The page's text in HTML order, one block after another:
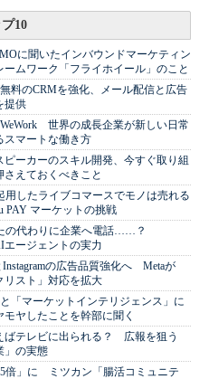
10
に聞いたインバウンドマーケティン
ームワーク「フライホイール」のこと
料のCRMを強化、メール配信と広告
提供
WeWork 世界の成長企業が新しい日常
スマートな働き方
ピーカーのスキル開発、今すぐ取り組
さえておくべきこと
用したライブコマースでモノは売れる
マーケットの挑戦
の代わりに企業へ電話……？
エージェントの実力
Instagramの広告品質強化へ Metaが
リスト」対応を拡大
と「マーケットインテリジェンス」に
モヤしたことを幹部に聞く
ばテレビに出られる？ 広報を狙う
」の実態
倍」に ミツカン「腸活コミュニテ